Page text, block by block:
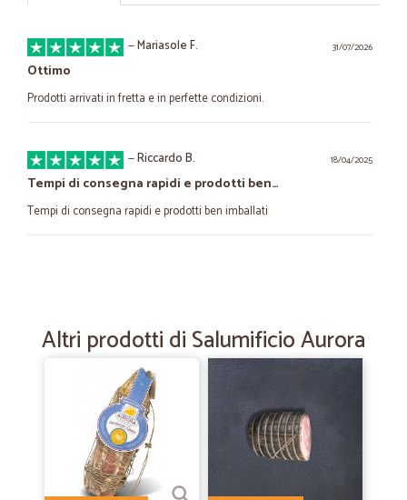
31/07/2026
—Mariasole F.
Ottimo
Prodotti arrivati in fretta e in perfette condizioni.
18/04/2025
—Riccardo B.
Tempi di consegna rapidi e prodotti ben…
Tempi di consegna rapidi e prodotti ben imballati
—Maria grazia N.
Puntuali e veloci nella consegna
Puntuali e veloci nella consegna
Altri prodotti di Salumificio Aurora